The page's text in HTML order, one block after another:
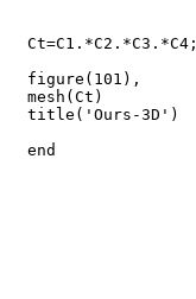
Ct=C1.*C2.*C3.*C4;
figure(101),
mesh(Ct)
title('Ours-3D')
end